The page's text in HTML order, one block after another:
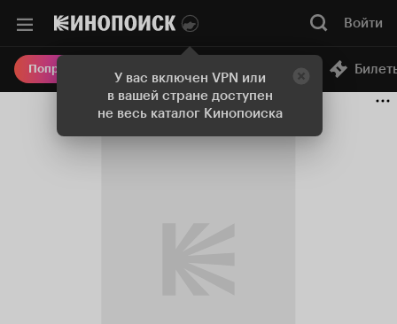
У вас включен VPN или
в вашей стране доступен
не весь каталог Кинопоиска
Войти
Попробовать Плюс Онлайн-кинотеатр